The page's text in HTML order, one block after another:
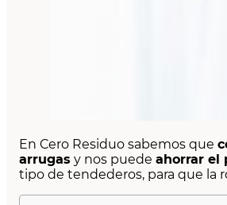
En Cero Residuo sabemos que
arrugas y nos puede ahorrar el
tipo de tendederos, para que la